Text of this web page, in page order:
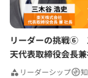
リーダーの挑戦⑥
天代表取締役会長兼
リーダーシップ